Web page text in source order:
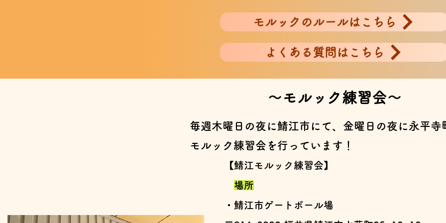
モルックのルールはこちら
よくある質問はこちら
～モルック​練習会～
毎週木曜日の夜に鯖江市にて、金曜日の夜に永平寺
モルック練習会を行っています！
【鯖江モルック練習会】
場所
・鯖江市ゲートボール場